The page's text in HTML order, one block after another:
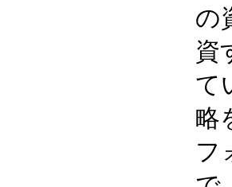
の
資
て
略
フ